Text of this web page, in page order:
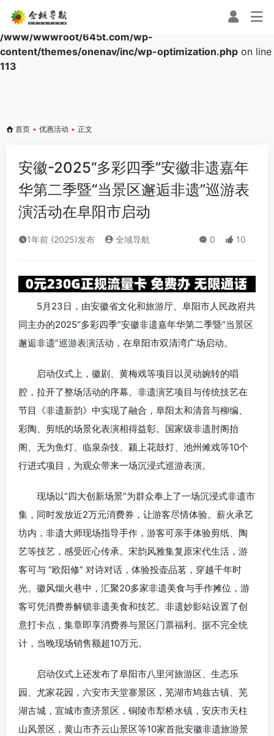
Warning: Array to string conversion in
/www/wwwroot/645t.com/wp-
content/themes/onenav/inc/wp-optimization.php on line
113
首页 • 优惠活动 • 正文
安徽-2025“多彩四季”安徽非遗嘉年
华第二季暨“当景区邂逅非遗”巡游表
演活动在阜阳市启动
1年前 (2025)发布 全域导航 0 10
5月23日，由安徽省文化和旅游厅、阜阳市人民政府共
同主办的2025“多彩四季”安徽非遗嘉年华第二季暨“当景区
邂逅非遗”巡游表演活动，在阜阳市双清湾广场启动。
启动仪式上，徽剧、黄梅戏等项目以灵动婉转的唱
腔，拉开了整场活动的序幕。非遗演艺项目与传统技艺在
节目《非遗新韵》中实现了融合，阜阳太和清音与柳编、
彩陶、剪纸的场景化表演相得益彰。国家级非遗肘阁抬
阁、无为鱼灯、临泉杂技、颍上花鼓灯、池州傩戏等10个
行进式项目，为观众带来一场沉浸式巡游表演。
现场以“四大创新场景”为群众奉上了一场沉浸式非遗市
集，同时发放近2万元消费券，让游客尽情体验。薪火承艺
坊内，非遗大师现场指导手作，游客可亲手体验剪纸、陶
艺等技艺，感受匠心传承。宋韵风雅集复原宋代生活，游
客可与 “欧阳修” 对诗对话，体验投壶品茗，穿越千年时
光。徽风烟火巷中，汇聚20多家非遗美食与手作摊位，游
客可凭消费券解锁非遗美食和技艺。非遗妙影站设置了创
意打卡点，集章即享消费券与景区门票福利。据不完全统
计，当晚现场销售额超10万元。
启动仪式上还发布了阜阳市八里河旅游区、生态乐
园、尤家花园，六安市天堂寨景区，芜湖市鸠兹古镇、芜
湖古城，宣城市查济景区，铜陵市犁桥水镇，安庆市天柱
山风景区，黄山市齐云山景区等10家首批安徽非遗旅游景